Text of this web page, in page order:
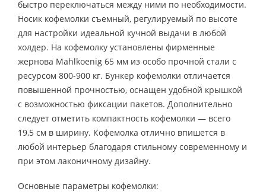
быстро переключаться между ними по необходимости.
Носик кофемолки съемный, регулируемый по высоте
для настройки идеальной кучной выдачи в любой
холдер. На кофемолку установлены фирменные
жернова Mahlkoenig 65 мм из особо прочной стали с
ресурсом 800-900 кг. Бункер кофемолки отличается
повышенной прочностью, оснащен удобной крышкой
с возможностью фиксации пакетов. Дополнительно
следует отметить компактность кофемолки — всего
19,5 см в ширину. Кофемолка отлично впишется в
любой интерьер благодаря стильному современному и
при этом лаконичному дизайну.
Основные параметры кофемолки: